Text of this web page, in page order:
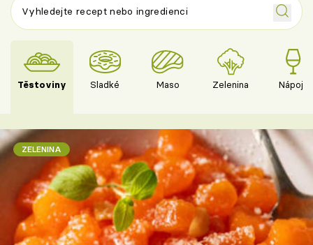
Těstoviny Sladké Maso Zelenina Nápoje
ZELENINA